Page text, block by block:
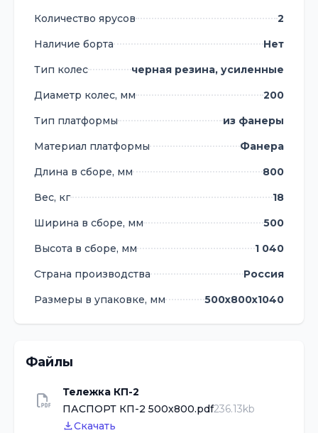
Количество ярусов
2
Наличие борта
Нет
Тип колес
черная резина, усиленные
Диаметр колес, мм
200
Тип платформы
из фанеры
Материал платформы
Фанера
Длина в сборе, мм
800
Вес, кг
18
Ширина в сборе, мм
500
Высота в сборе, мм
1 040
Страна производства
Россия
Размеры в упаковке, мм
500х800х1040
Файлы
Тележка КП-2
ПАСПОРТ КП-2 500х800.pdf236.13kb
Скачать